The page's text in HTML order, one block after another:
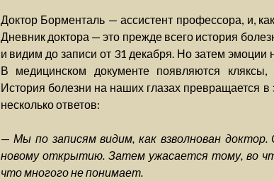
Доктор Борменталь — ассистент профессора, и,
Дневник доктора — это прежде всего история
и видим до записи от 31 декабря. Но затем эмоции
В медицинском документе появляются кляксы,
История болезни на наших глазах превращается
несколько ответов:
—Мы по записям видим, как взволнован
новому открытию. Затем ужасается тому, во
что многого не понимает.